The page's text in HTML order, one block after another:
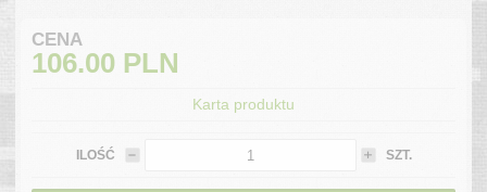
CENA
106.00 PLN
Karta produktu
ILOŚĆ SZT.